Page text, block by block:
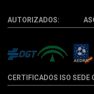
AUTORIZADOS:
CERTIFICADOS ISO SEDE